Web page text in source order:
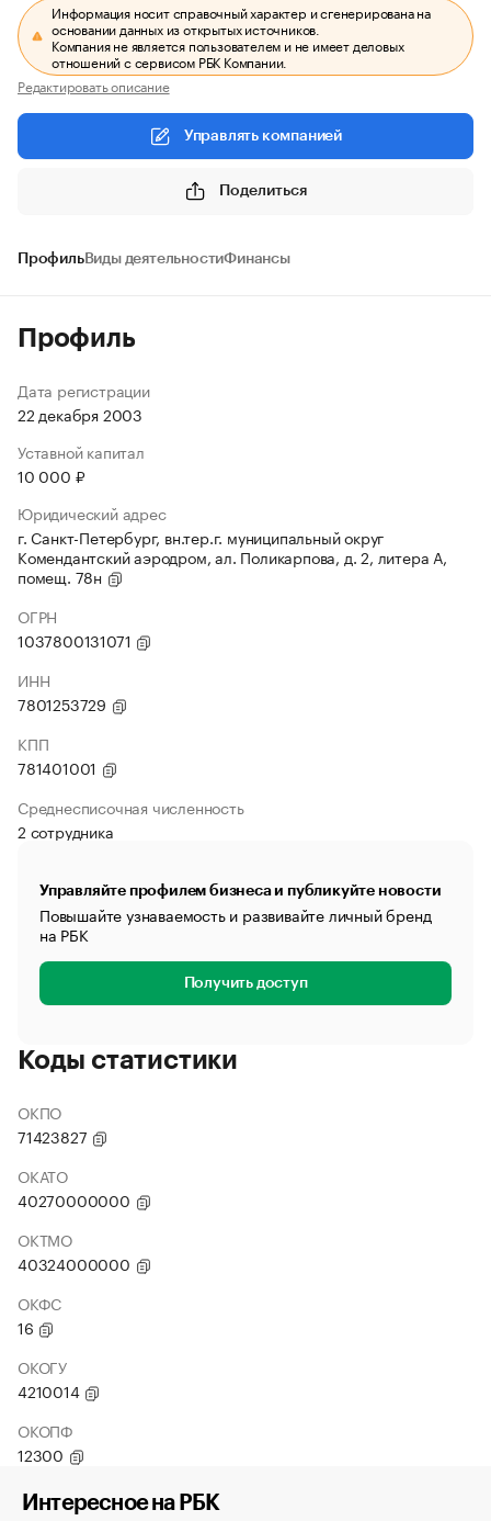
Информация носит справочный характер и сгенерирована на
основании данных из открытых источников.
Компания не является пользователем и не имеет деловых
отношений с сервисом РБК Компании.
Редактировать описание
Управлять компанией
Поделиться
ПрофильВиды деятельностиФинансы
Профиль
Дата регистрации
22 декабря 2003
Уставной капитал
10 000 ₽
Юридический адрес
г. Санкт-Петербург, вн.тер.г. муниципальный округ
Комендантский аэродром, ал. Поликарпова, д. 2, литера А,
помещ. 78н
ОГРН
1037800131071
ИНН
7801253729
КПП
781401001
Среднесписочная численность
2 сотрудника
Управляйте профилем бизнеса и публикуйте новости
Повышайте узнаваемость и развивайте личный бренд
на РБК
Получить доступ
Коды статистики
ОКПО
71423827
ОКАТО
40270000000
ОКТМО
40324000000
ОКФС
16
ОКОГУ
4210014
ОКОПФ
12300
Интересное на РБК